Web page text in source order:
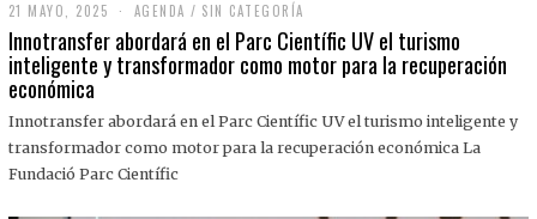
21 MAYO, 2025
M
A
Y
,
0
2
AGENDA / SIN CATEGORÍA
Innotransfer abordará en el Parc Científic UV el turismo
inteligente y transformador como motor para la recuperación
económica
Innotransfer abordará en el Parc Científic UV el turismo inteligente y
transformador como motor para la recuperación económica La
Fundació Parc Científic